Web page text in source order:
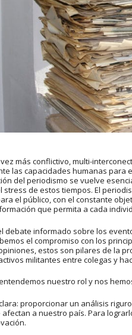
más conflictivo, multi-
las capacidades humanas
del periodismo se vuelve
stress de estos tiempos. El
el público, con el constante
que permita a cada
debate informado sobre los
el compromiso con los
estos son pilares de la
militantes entre colegas y
nuestro rol y nos
proporcionar un análisis
a nuestro país. Para